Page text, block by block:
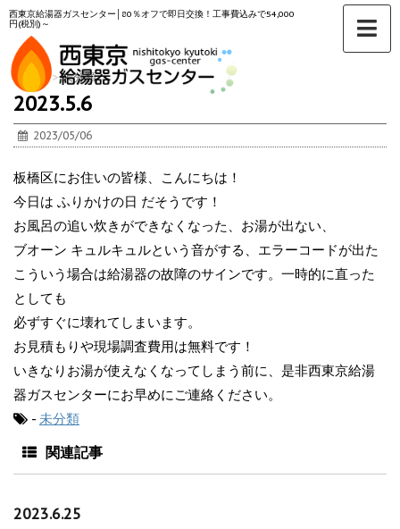
西東京給湯器ガスセンター│80％オフで即日交換！工事費込みで54,000
円(税別)～
ホーム >未分類 >
2023.5.6
2023/05/06
板橋区にお住いの皆様、こんにちは！
今日は ふりかけの日 だそうです！
お風呂の追い炊きができなくなった、お湯が出ない、
ブオーン キュルキュルという音がする、エラーコードが出た
こういう場合は給湯器の故障のサインです。一時的に直った
としても
必ずすぐに壊れてしまいます。
お見積もりや現場調査費用は無料です！
いきなりお湯が使えなくなってしまう前に、是非西東京給湯
器ガスセンターにお早めにご連絡ください。
- 未分類
関連記事
2023.6.25